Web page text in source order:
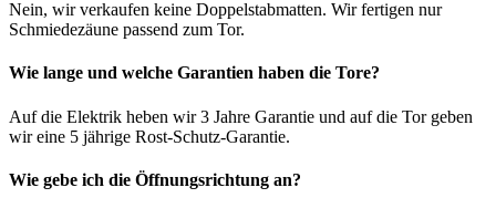
Nein, wir verkaufen keine Doppelstabmatten. Wir fertigen nur
Schmiedezäune passend zum Tor.
Wie lange und welche Garantien haben die Tore?
Auf die Elektrik heben wir 3 Jahre Garantie und auf die Tor geben
wir eine 5 jährige Rost-Schutz-Garantie.
Wie gebe ich die Öffnungsrichtung an?